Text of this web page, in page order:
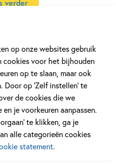
op onze websites gebruik
cookies voor het bijhouden
op te slaan, maar ook
op ‘Zelf instellen’ te
de cookies die we
je voorkeuren aanpassen.
te klikken, ga je
alle categorieën cookies
statement.
verder
de serie 'Kikker'